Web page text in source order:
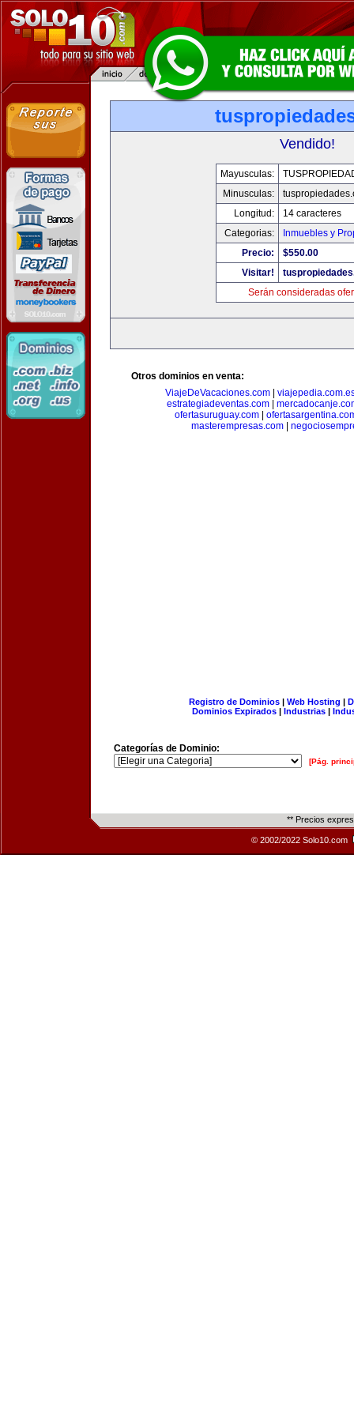
Vendido!
Mayusculas:
Minusculas:
Longitud:
14 caracteres
Categorias:
Inmuebles y
Precio:
$550.00
Visitar!
Serán consideradas
Otros dominios en venta:
ViajeDeVacaciones.com
estrategiadeventas.com|
ofertasuruguay.com|
masterempresas.com|
Registro de Dominios| Web Hosting |
Dominios Expirados | Industrias |
Categorías de Dominio:
[Pág.
** Precios
© 2002/2022 Solo10.com